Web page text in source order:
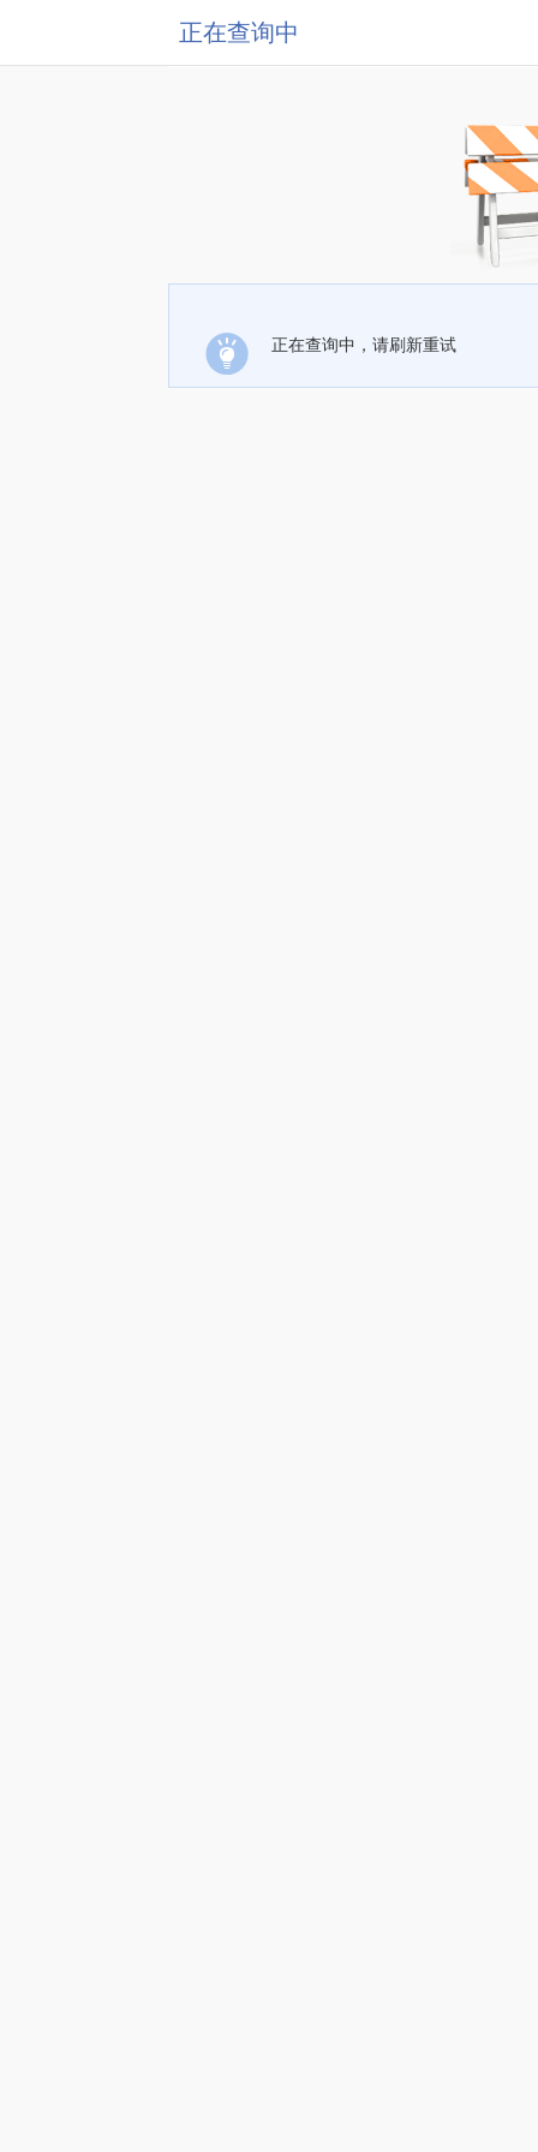
正在查询中
正在查询中，请刷新重试